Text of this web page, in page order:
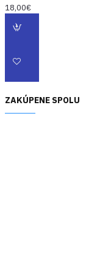
18,00€
ZAKÚPENE SPOLU